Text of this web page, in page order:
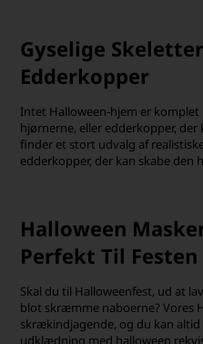
Gyselige
Edderkopper
Intet Halloween-hjem er komplet
hjørnerne, eller edderkopper,
finder et stort udvalg af
edderkopper, der kan skabe
Halloween
Perfekt Til Festen
Skal du til Halloweenfest, ud at
blot skræmme naboerne? Vores
skrækindjagende, og du kan